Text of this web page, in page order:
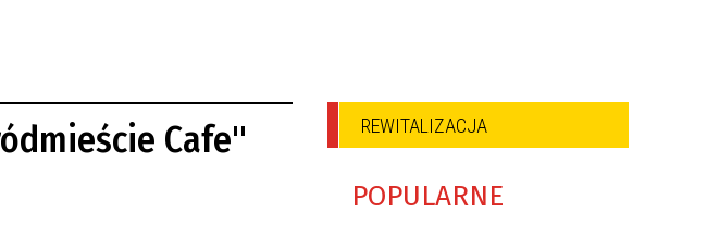
Cafe" REWITALIZACJA
POPULARNE